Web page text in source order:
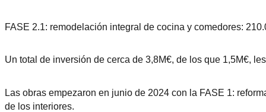
FASE 2.1: remodelación integral de cocina y comedores:
Un total de inversión de cerca de 3,8M€, de los que 1,5M€,
Las obras empezaron en junio de 2024 con la FASE 1:
de los interiores.